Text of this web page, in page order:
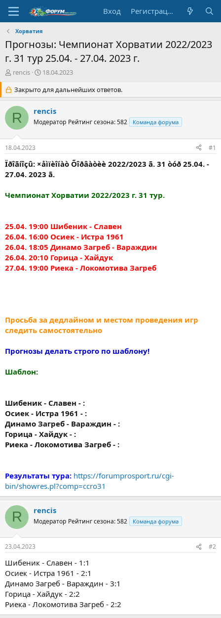
Вход Регистрация
Хорватия
Прогнозы: Чемпионат Хорватии 2022/2023
г. 31 тур 25.04. - 27.04. 2023 г.
А
т
о
р
т
е
м
rencis
Д
т
а
а
ч
а
18.04.2023
Закрыто для дальнейших ответов.
R rencis
Модератор Рейтинг сезона: 582 Команда форума
18.04.2023 #1
Ïðîãíîçû: ×åìïèîíàò Õîðâàòèè 2022/2023 ã. 31 òóð 25.04. -
27.04. 2023 ã.
Чемпионат Хорватии 2022/2023 г. 31 тур.
25.04. 19:00 Шибеник - Славен
26.04. 16:00 Осиек - Истра 1961
26.04. 18:05 Динамо Загреб - Вараждин
26.04. 20:10 Горица - Хайдук
27.04. 19:00 Риека - Локомотива Загреб
Просьба за дедлайном и местом проведения игр
следить самостоятельно
Прогнозы делать строго по шаблону!
Шаблон:
Шибеник - Славен - :
Осиек - Истра 1961 - :
Динамо Загреб - Вараждин - :
Горица - Хайдук - :
Риека - Локомотива Загреб - :
Результаты тура: https://forumprosport.ru/cgi-
bin/showres.pl?comp=ccro31
R rencis
Модератор Рейтинг сезона: 582 Команда форума
23.04.2023 #2
Шибеник - Славен - 1:1
Осиек - Истра 1961 - 2:1
Динамо Загреб - Вараждин - 3:1
Горица - Хайдук - 2:2
Риека - Локомотива Загреб - 2:2